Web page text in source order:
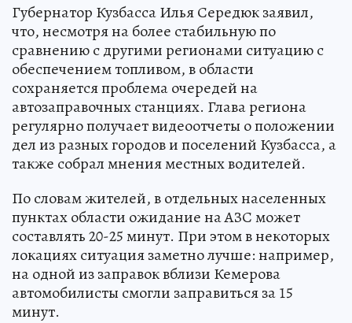
Губернатор Кузбасса Илья Середюк заявил,
что, несмотря на более стабильную по
сравнению с другими регионами ситуацию с
обеспечением топливом, в области
сохраняется проблема очередей на
автозаправочных станциях. Глава региона
регулярно получает видеоотчеты о положении
дел из разных городов и поселений Кузбасса, а
также собрал мнения местных водителей.
По словам жителей, в отдельных населенных
пунктах области ожидание на АЗС может
составлять 20-25 минут. При этом в некоторых
локациях ситуация заметно лучше: например,
на одной из заправок вблизи Кемерова
автомобилисты смогли заправиться за 15
минут.